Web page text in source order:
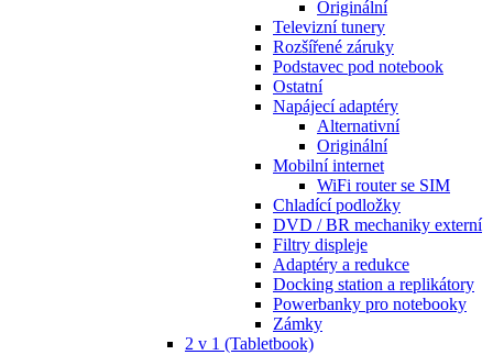
Originální
Televizní tunery
Rozšířené záruky
Podstavec pod notebook
Ostatní
Napájecí adaptéry
Alternativní
Originální
Mobilní internet
WiFi router se SIM
Chladící podložky
DVD / BR mechaniky externí
Filtry displeje
Adaptéry a redukce
Docking station a replikátory
Powerbanky pro notebooky
Zámky
2 v 1 (Tabletbook)